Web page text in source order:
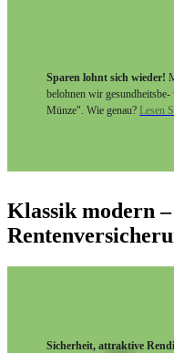
Sparen lohnt sich wieder!
belohnen wir
Münze". Wie genau? Lesen
Klassik modern
Sicherheit, attraktive